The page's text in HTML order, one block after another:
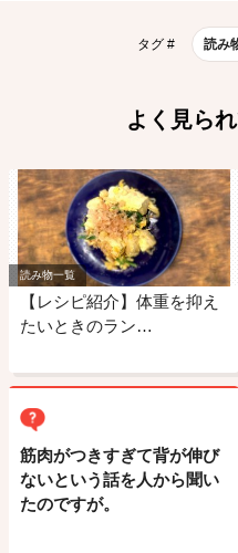
タグ # 読み
よく見ら
読み物一覧
【レシピ紹介】体重を抑え
たいときのラン…
筋肉がつきすぎて背が伸び
ないという話を人から聞い
たのですが。